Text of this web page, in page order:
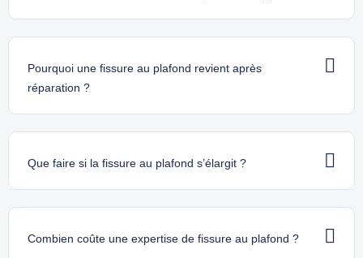
Pourquoi une fissure au plafond revient après
réparation ?
Que faire si la fissure au plafond s’élargit ?
Combien coûte une expertise de fissure au plafond ?